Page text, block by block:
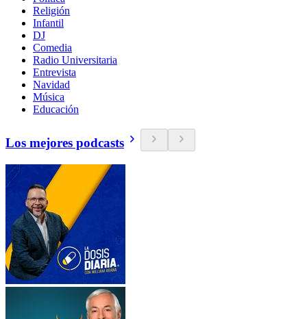
Religión
Infantil
DJ
Comedia
Radio Universitaria
Entrevista
Navidad
Música
Educación
Los mejores podcasts